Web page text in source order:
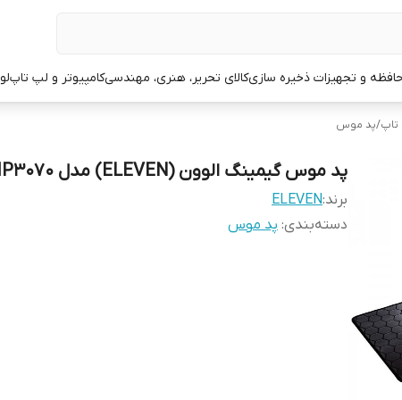
و تجهیزات ذخیره سازیکالای تحریر، هنری، مهندسیکامپیوتر و لپ تاپ
تاپ/پد موس
پد موس گیمینگ الوون (ELEVEN) مدل GMP3070
برند:ELEVEN
دسته‌بندی: پد موس